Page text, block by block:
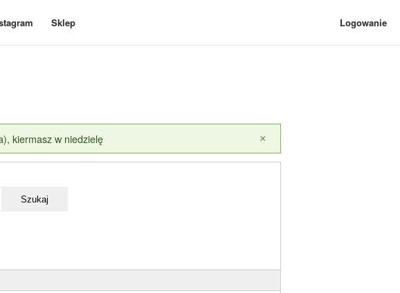
Sklep Logowanie
kiermasz w niedzielę ×
Szukaj